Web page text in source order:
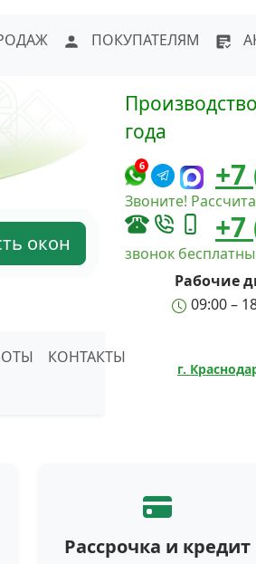
ПОКУПАТЕЛЯМ
окон
КОНТАКТЫ
года
6 +7
Звоните!
+7
звонок
Рабочие
09:00 –
г.
Рассрочка и кредит